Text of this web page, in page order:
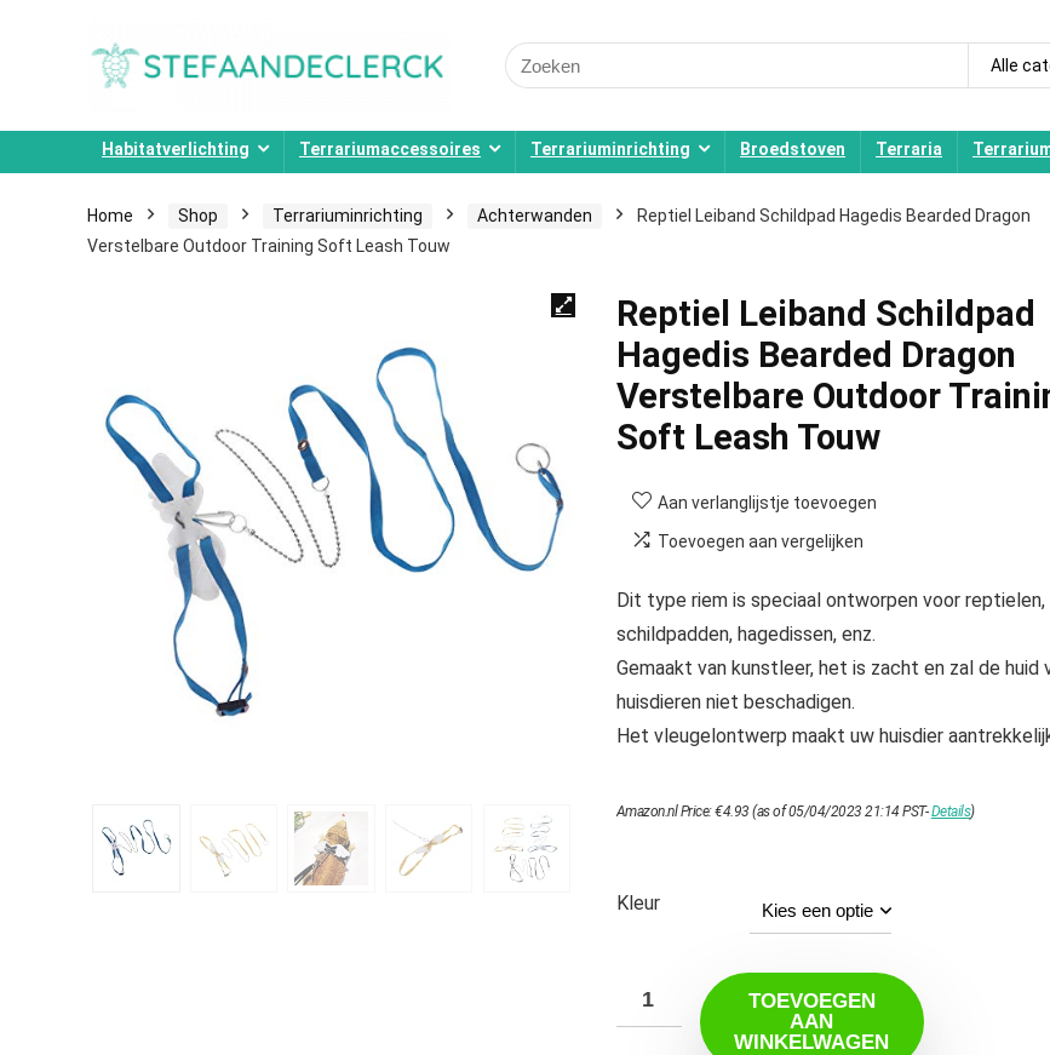
Search
for:
Alle
Habitatverlichting Terrariumaccessoires Terrariuminrichting Broedstoven Terraria
Home Shop Terrariuminrichting Achterwanden
Reptiel Leiband Schildpad Hagedis Bearded Dragon
Verstelbare Outdoor Training Soft Leash Touw
Reptiel Leiband Schildpad
Hagedis Bearded Dragon
Verstelbare Outdoor
Soft Leash Touw
Aan verlanglijstje toevoegen
Toevoegen aan vergelijken
Dit type riem is speciaal ontworpen voor reptielen,
schildpadden, hagedissen, enz.
Gemaakt van kunstleer, het is zacht en zal de huid
huisdieren niet beschadigen.
Het vleugelontwerp maakt uw huisdier
Amazon.nl Price:€4.93 (as of 05/04/2023 21:14 PST-Details)
Kleur
TOEVOEGEN
AAN
WINKELWAGEN